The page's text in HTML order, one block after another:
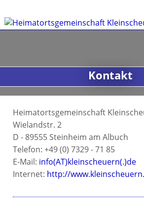
Kontakt
Heimatortsgemeinschaft
Wielandstr. 2
D - 89555 Steinheim am Albuch
Telefon: +49 (0) 7329 - 71 85
E-Mail: info(AT)kleinscheuern(.)de
Internet: http://